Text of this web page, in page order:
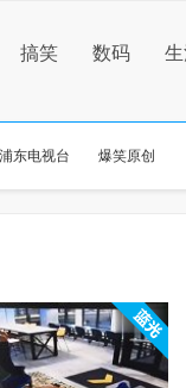
搞笑 数码
浦东电视台 爆笑原创